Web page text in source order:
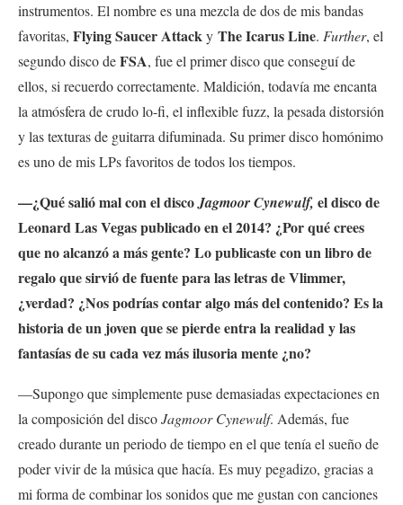
instrumentos. El nombre es una mezcla de dos de mis bandas
favoritas, Flying Saucer Attacky The Icarus Line. Further, el
segundo disco deFSA, fue el primer disco que conseguí de
ellos, si recuerdo correctamente. Maldición, todavía me encanta
la atmósfera de crudo lo-fi, el inflexible fuzz, la pesada distorsión
y las texturas de guitarra difuminada. Su primer disco homónimo
es uno de mis LPs favoritos de todos los tiempos.
—¿Qué salió mal con el discoJagmoor Cynewulf, el disco de
Leonard Las Vegas publicado en el 2014? ¿Por qué crees
que no alcanzó a más gente? Lo publicaste con un libro de
regalo que sirvió de fuente para las letras de Vlimmer,
¿verdad? ¿Nos podrías contar algo más del contenido? Es la
historia de un joven que se pierde entra la realidad y las
fantasías de su cada vez más ilusoria mente ¿no?
—Supongo que simplemente puse demasiadas expectaciones en
la composición del discoJagmoor Cynewulf. Además, fue
creado durante un periodo de tiempo en el que tenía el sueño de
poder vivir de la música que hacía. Es muy pegadizo, gracias a
mi forma de combinar los sonidos que me gustan con canciones